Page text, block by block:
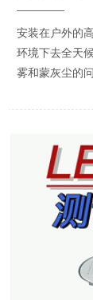
安装在户外的
环境下去全天
雾和蒙灰尘的